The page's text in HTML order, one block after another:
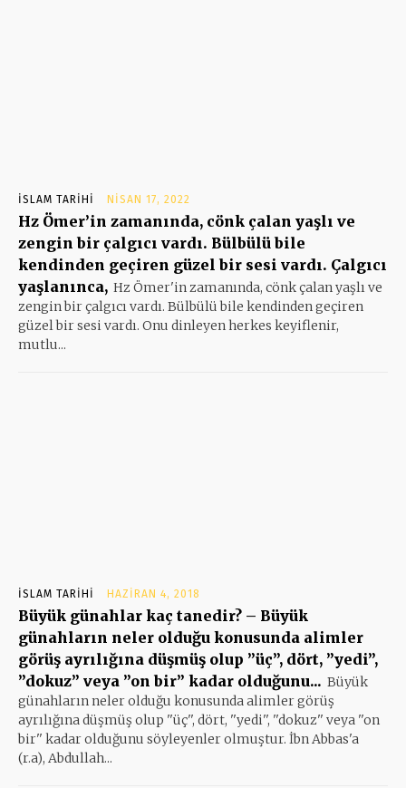
İSLAM TARIHI NISAN 17, 2022
Hz Ömer’in zamanında, cönk çalan yaşlı ve
zengin bir çalgıcı vardı. Bülbülü bile
kendinden geçiren güzel bir sesi vardı. Çalgıcı
yaşlanınca, Hz Ömer'in zamanında, cönk çalan yaşlı ve
zengin bir çalgıcı vardı. Bülbülü bile kendinden geçiren
güzel bir sesi vardı. Onu dinleyen herkes keyiflenir,
mutlu...
İSLAM TARIHI HAZIRAN 4, 2018
Büyük günahlar kaç tanedir? – Büyük
günahların neler olduğu konusunda alimler
görüş ayrılığına düşmüş olup ”üç”, dört, ”yedi”,
”dokuz” veya ”on bir” kadar olduğunu... Büyük
günahların neler olduğu konusunda alimler görüş
ayrılığına düşmüş olup ''üç'', dört, ''yedi'', ''dokuz'' veya ''on
bir'' kadar olduğunu söyleyenler olmuştur. İbn Abbas'a
(r.a), Abdullah...